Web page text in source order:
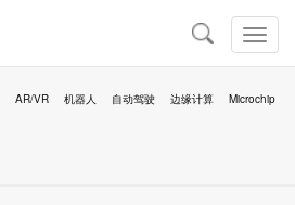
切
换
航
导
航
AR/VR 机器人 自动驾驶 边缘计算 Microchip